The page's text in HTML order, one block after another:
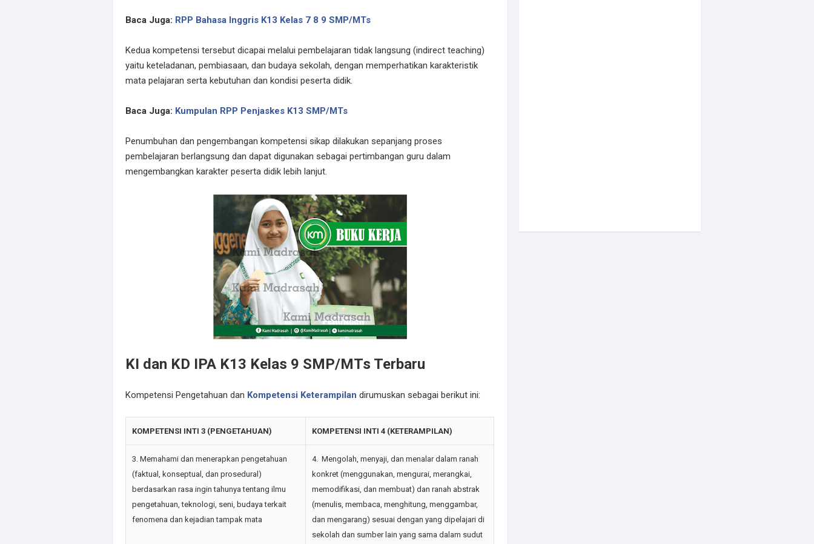
Baca Juga: RPP Bahasa Inggris K13 Kelas 7 8 9 SMP/MTs
Kedua kompetensi tersebut dicapai melalui pembelajaran tidak langsung (indirect teaching)
yaitu keteladanan, pembiasaan, dan budaya sekolah, dengan memperhatikan karakteristik
mata pelajaran serta kebutuhan dan kondisi peserta didik.
Baca Juga: Kumpulan RPP Penjaskes K13 SMP/MTs
Penumbuhan dan pengembangan kompetensi sikap dilakukan sepanjang proses
pembelajaran berlangsung dan dapat digunakan sebagai pertimbangan guru dalam
mengembangkan karakter peserta didik lebih lanjut.
KI dan KD IPA K13 Kelas 9 SMP/MTs Terbaru
Kompetensi Pengetahuan dan Kompetensi Keterampilan dirumuskan sebagai berikut ini:
KOMPETENSI INTI 3 (PENGETAHUAN) KOMPETENSI INTI 4 (KETERAMPILAN)
3. Memahami dan menerapkan pengetahuan
(faktual, konseptual, dan prosedural)
berdasarkan rasa ingin tahunya tentang ilmu
pengetahuan, teknologi, seni, budaya terkait
fenomena dan kejadian tampak mata
4. Mengolah, menyaji, dan menalar dalam ranah
konkret (menggunakan, mengurai, merangkai,
memodifikasi, dan membuat) dan ranah abstrak
(menulis, membaca, menghitung, menggambar,
dan mengarang) sesuai dengan yang dipelajari di
sekolah dan sumber lain yang sama dalam sudut